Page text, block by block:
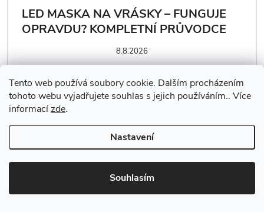
Tento web používá soubory cookie. Dalším procházením
tohoto webu vyjadřujete souhlas s jejich používáním.. Více
informacízde.
Nastavení
Souhlasím
LED MASKA NA VRÁSKY – FUNGUJE
OPRAVDU? KOMPLETNÍ PRŮVODCE
8.8.2026
BLOG
PRŮVODCE NÁKUPEM
7.8.2026